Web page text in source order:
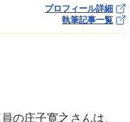
プロフィール詳細
執筆記事一覧
の庄子寛之さんは、